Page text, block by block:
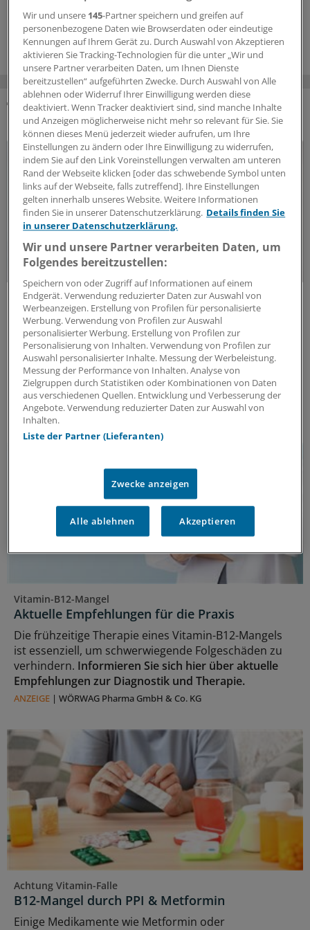
Karzinom. Nun gibt es erste Ergebnisse.
18.06.2026
DAS KÖNNTE SIE AUCH INTERESSIEREN
Fatal verkannt
Vitamin-B12-Mangel frühzeitig behandeln!
Müdigkeit und Erschöpfung sind meist die ersten
Symptome eines Vitamin-B12-Mangels. Wird nicht
rechtzeitig behandelt, drohen mitunter
schwerwiegende Folgen.Lesen Sie hier Aktuelles zur
Therapie.
ANZEIGE|WÖRWAG Pharma GmbH & Co. KG
Vitamin-B12-Mangel
Aktuelle Empfehlungen für die Praxis
Die frühzeitige Therapie eines Vitamin-B12-Mangels
ist essenziell, um schwerwiegende Folgeschäden zu
verhindern. Informieren Sie sich hier über aktuelle
Empfehlungen zur Diagnostik und Therapie.
ANZEIGE | WÖRWAG Pharma GmbH & Co. KG
Achtung Vitamin-Falle
B12-Mangel durch PPI & Metformin
Einige Medikamente wie Metformin oder
Wir und unsere 145-Partner speichern und greifen auf
personenbezogene Daten wie Browserdaten oder eindeutige
Kennungen auf Ihrem Gerät zu. Durch Auswahl von Akzeptieren
aktivieren Sie Tracking-Technologien für die unter „Wir und
unsere Partner verarbeiten Daten, um Ihnen Dienste
bereitzustellen“ aufgeführten Zwecke. Durch Auswahl von Alle
ablehnen oder Widerruf Ihrer Einwilligung werden diese
deaktiviert. Wenn Tracker deaktiviert sind, sind manche Inhalte
und Anzeigen möglicherweise nicht mehr so relevant für Sie. Sie
können dieses Menü jederzeit wieder aufrufen, um Ihre
Einstellungen zu ändern oder Ihre Einwilligung zu widerrufen,
indem Sie auf den Link Voreinstellungen verwalten am unteren
Rand der Webseite klicken [oder das schwebende Symbol unten
links auf der Webseite, falls zutreffend]. Ihre Einstellungen
gelten innerhalb unseres Website. Weitere Informationen
finden Sie in unserer Datenschutzerklärung. Details finden Sie
in unserer Datenschutzerklärung.
Wir und unsere Partner verarbeiten Daten, um
Folgendes bereitzustellen:
Speichern von oder Zugriff auf Informationen auf einem
Endgerät. Verwendung reduzierter Daten zur Auswahl von
Werbeanzeigen. Erstellung von Profilen für personalisierte
Werbung. Verwendung von Profilen zur Auswahl
personalisierter Werbung. Erstellung von Profilen zur
Personalisierung von Inhalten. Verwendung von Profilen zur
Auswahl personalisierter Inhalte. Messung der Werbeleistung.
Messung der Performance von Inhalten. Analyse von
Zielgruppen durch Statistiken oder Kombinationen von Daten
aus verschiedenen Quellen. Entwicklung und Verbesserung der
Angebote. Verwendung reduzierter Daten zur Auswahl von
Inhalten.
Liste der Partner (Lieferanten)
Zwecke anzeigen
Alle ablehnen Akzeptieren